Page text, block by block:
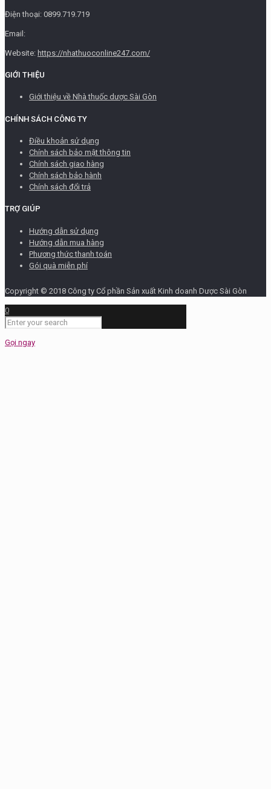
Điện thoại: 0899.719.719
Email:
Website: https://nhathuoconline247.com/
GIỚI THIỆU
Giới thiệu về Nhà thuốc dược Sài Gòn
CHÍNH SÁCH CÔNG TY
Điều khoản sử dụng
Chính sách bảo mật thông tin
Chính sách giao hàng
Chính sách bảo hành
Chính sách đổi trả
TRỢ GIÚP
Hướng dẫn sử dụng
Hướng dẫn mua hàng
Phương thức thanh toán
Gói quà miễn phí
Copyright © 2018 Công ty Cổ phần Sản xuất Kinh doanh Dược Sài Gòn
0
Gọi ngay